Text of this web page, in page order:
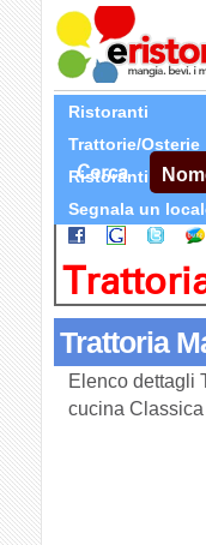
Ristoranti
Trattorie/Osterie
Ristoranti Etnici
Segnala un
Cerca
Trattoria
Elenco dettagli
cucina